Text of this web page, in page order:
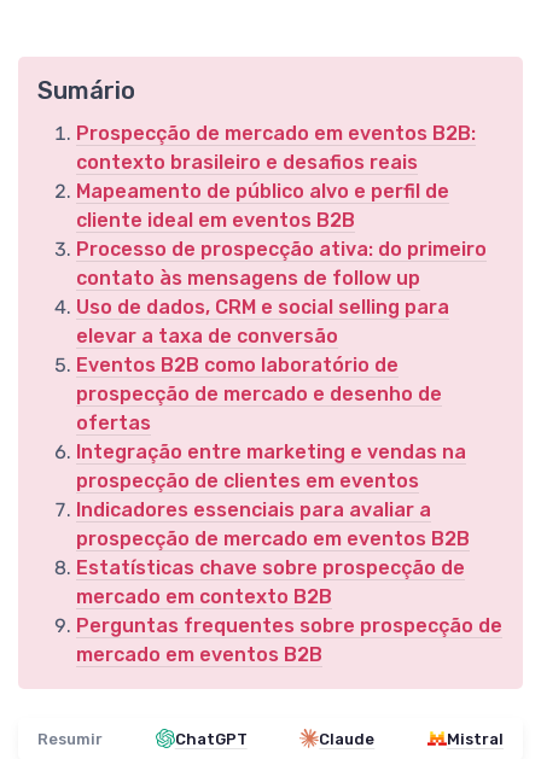
Sumário
Prospecção de mercado em eventos B2B:
contexto brasileiro e desafios reais
Mapeamento de público alvo e perfil de
cliente ideal em eventos B2B
Processo de prospecção ativa: do primeiro
contato às mensagens de follow up
Uso de dados, CRM e social selling para
elevar a taxa de conversão
Eventos B2B como laboratório de
prospecção de mercado e desenho de
ofertas
Integração entre marketing e vendas na
prospecção de clientes em eventos
Indicadores essenciais para avaliar a
prospecção de mercado em eventos B2B
Estatísticas chave sobre prospecção de
mercado em contexto B2B
Perguntas frequentes sobre prospecção de
mercado em eventos B2B
Resumir ChatGPT Claude Mistral